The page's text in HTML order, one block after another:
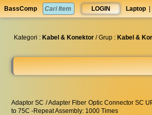
BassComp LOGIN Laptop
anti
lelet
Kategori : Kabel & Konektor / Grup : Kabel &
Adaptor SC / Adapter Fiber Optic Connector SC
to 75C -Repeat Assembly: 1000 Times